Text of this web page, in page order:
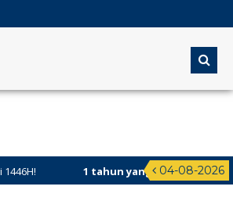
04-08-2026
1 tahun yang lalu/ Selamat datang di Website